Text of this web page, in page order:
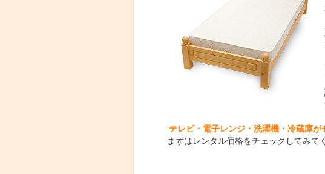
テレビ・電子レンジ・洗濯機・冷蔵庫が
まずはレンタル価格をチェックしてみて